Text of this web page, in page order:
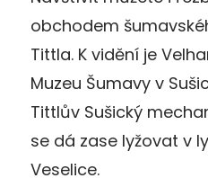
obchodem
Tittla. K vidění je
Muzeu Šumavy v
Tittlův Sušický
se dá zase lyžovat v
Veselice.